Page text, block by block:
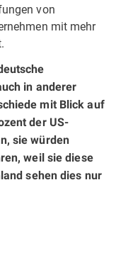
von
mit mehr
in anderer
mit Blick auf
der US-
sie würden
weil sie diese
sehen dies nur